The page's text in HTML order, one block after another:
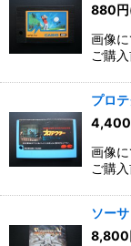
880円
画像
ご購
プロ
4,400
画像
ご購
ソー
8,800